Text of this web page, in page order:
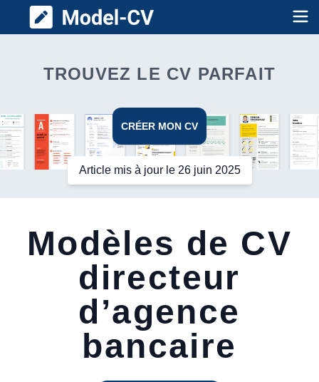
Model CV
TROUVEZ LE CV PARFAIT
CRÉER MON CV
Article mis à jour le 26 juin 2025
Modèles de CV
directeur
d’agence
bancaire